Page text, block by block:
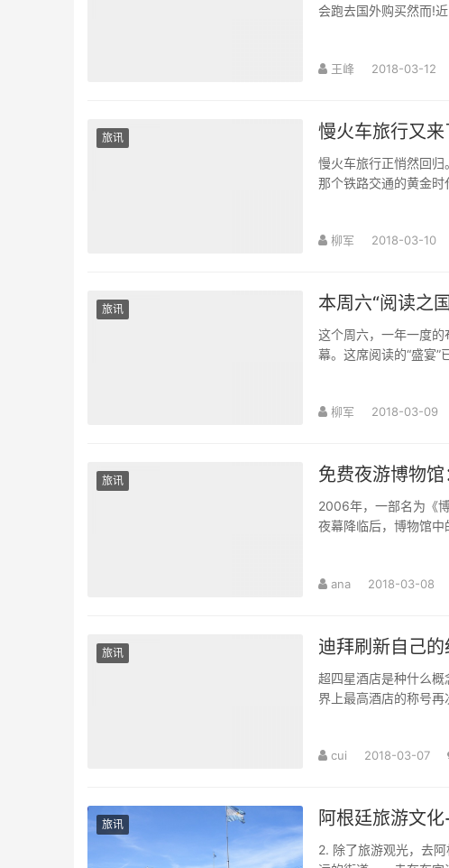
会跑去国外购买然而!
王峰 2018-03-12
旅讯 慢火车旅行又
慢火车旅行正悄然回
那个铁路交通的黄金时
柳军 2018-03-10
旅讯 本周六“阅读之
这个周六，一年一度的
幕。这席阅读的“盛宴
柳军 2018-03-09
旅讯 免费夜游博物
2006年，一部名为《
夜幕降临后，博物馆
ana 2018-03-08
旅讯 迪拜刷新自己
超四星酒店是种什么
界上最高酒店的称号
cui 2018-03-07
旅讯 阿根廷旅游文
2. 除了旅游观光，去